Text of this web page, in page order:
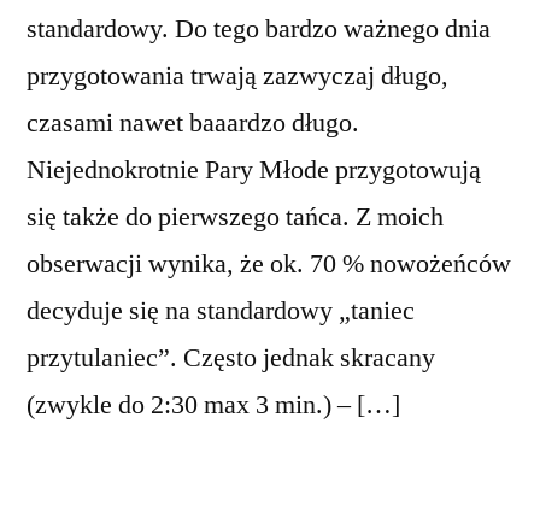
standardowy. Do tego bardzo ważnego dnia
przygotowania trwają zazwyczaj długo,
czasami nawet baaardzo długo.
Niejednokrotnie Pary Młode przygotowują
się także do pierwszego tańca. Z moich
obserwacji wynika, że ok. 70 % nowożeńców
decyduje się na standardowy „taniec
przytulaniec”. Często jednak skracany
(zwykle do 2:30 max 3 min.) – […]